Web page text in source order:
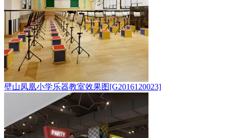
壁山凤凰小学乐器教室效果图[G2016120023]